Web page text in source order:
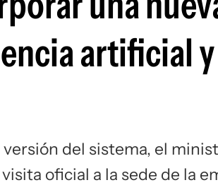
artificial
del sistema, el
oficial a la sede de la